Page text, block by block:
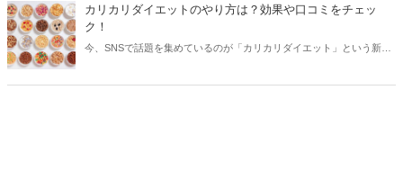
カリカリダイエットのやり方は？効果や口コミをチェッ
ク！
今、SNSで話題を集めているのが「カリカリダイエット」という新た